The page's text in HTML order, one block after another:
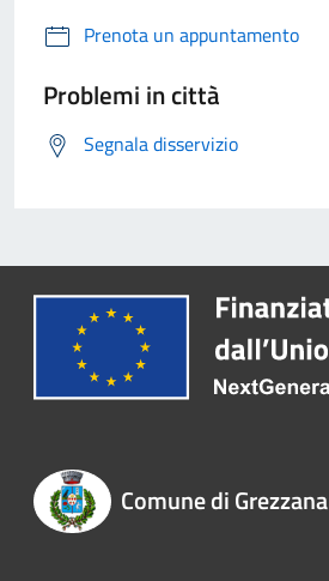
Prenota un appuntamento
Problemi in città
Segnala disservizio
Comune di Grezzana